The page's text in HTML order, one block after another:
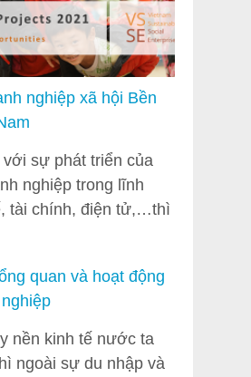
nghiệp xã hội Bền
với sự phát triển của
nghiệp trong lĩnh
tài chính, điện tử,…thì
quan và hoạt động
nền kinh tế nước ta
ngoài sự du nhập và